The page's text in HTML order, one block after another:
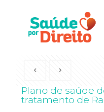
Plano de saúde
tratamento de